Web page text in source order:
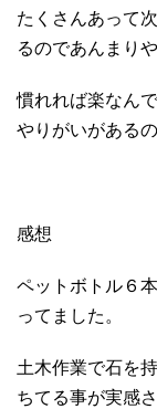
たくさんあって
るのであんまり
慣れれば楽なん
やりがいがある
感想
ペットボトル６
ってました。
土木作業で石を
ちてる事が実感